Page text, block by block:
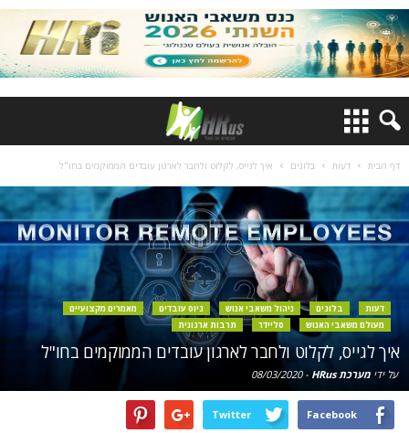
דף הבית דעות בלוגים איך לגייס, לקלוט ולחבר לארגון עובדים הממוקמים בחו"ל
דעות בלוגים ניהול משאבי אנוש גיוס עובדים
מאמרים מקצועיים
מעולם משאבי האנוש
סליידר תרבות ארגונית
איך לגייס, לקלוט ולחבר לארגון עובדים הממוקמים בחו"ל
על ידי מערכת HRus -
08/03/2020
Facebook
Twitter